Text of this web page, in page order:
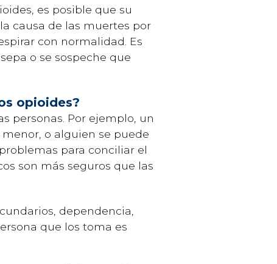
es posible que su
causa de las muertes por
con normalidad. Es
o se sospeche que
opioides?
personas. Por ejemplo, un
o alguien se puede
para conciliar el
son más seguros que las
dependencia,
que los toma es